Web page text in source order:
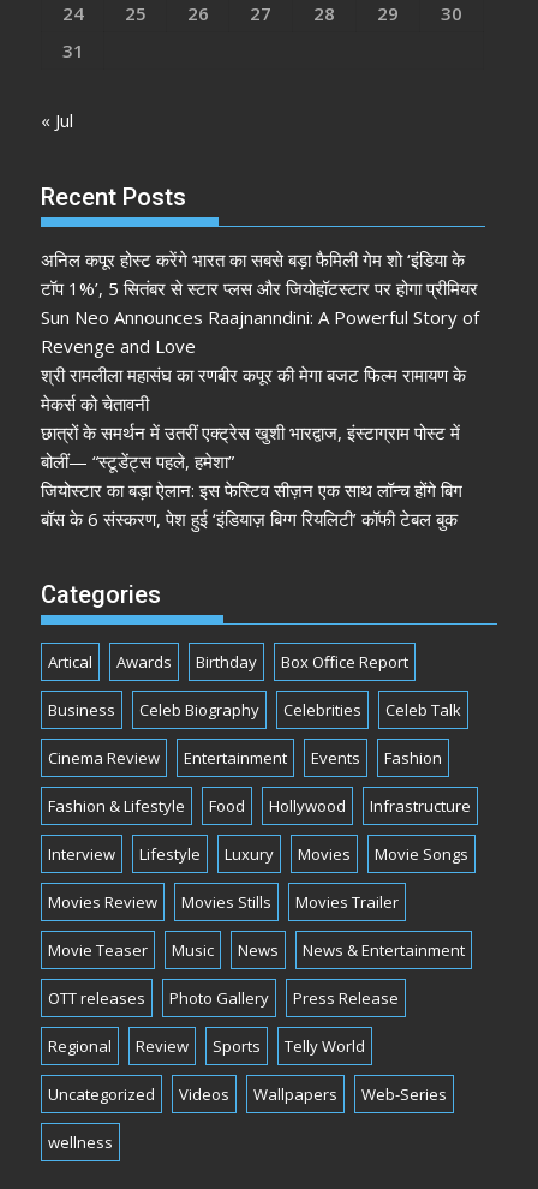
24
25 26 27 28 29
30
31
« Jul
Recent Posts
अनिल कपूर होस्ट करेंगे भारत का सबसे बड़ा फैमिली गेम शो ‘इंडिया के
टॉप 1%’, 5 सितंबर से स्टार प्लस और जियोहॉटस्टार पर होगा प्रीमियर
Sun Neo Announces Raajnanndini: A Powerful Story of
Revenge and Love
श्री रामलीला महासंघ का रणबीर कपूर की मेगा बजट फिल्म रामायण के
मेकर्स को चेतावनी
छात्रों के समर्थन में उतरीं एक्ट्रेस खुशी भारद्वाज, इंस्टाग्राम पोस्ट में
बोलीं— “स्टूडेंट्स पहले, हमेशा”
जियोस्टार का बड़ा ऐलान: इस फेस्टिव सीज़न एक साथ लॉन्च होंगे बिग
बॉस के 6 संस्करण, पेश हुई ‘इंडियाज़ बिग्ग रियलिटी’ कॉफी टेबल बुक
Categories
Artical Awards Birthday Box Office Report
Business Celeb Biography Celebrities Celeb Talk
Cinema Review Entertainment Events Fashion
Fashion & Lifestyle Food Hollywood Infrastructure
Interview Lifestyle Luxury Movies Movie Songs
Movies Review Movies Stills Movies Trailer
Movie Teaser Music News News & Entertainment
OTT releases Photo Gallery Press Release
Regional Review Sports Telly World
Uncategorized Videos Wallpapers Web-Series
wellness